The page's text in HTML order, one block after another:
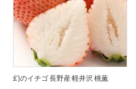
幻のイチゴ 長野産 軽井沢 桃薫